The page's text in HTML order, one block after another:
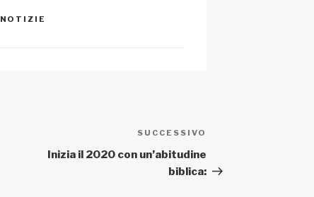
NOTIZIE
SUCCESSIVO
Inizia il 2020 con un’abitudine
biblica: